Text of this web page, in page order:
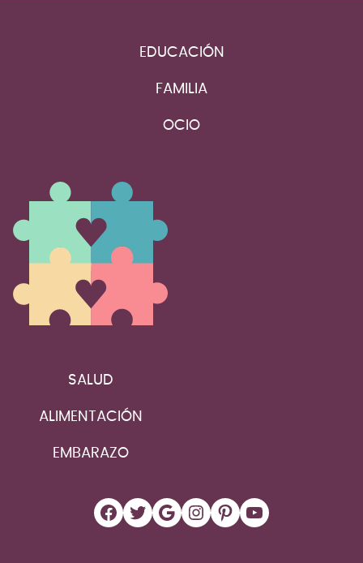
EDUCACIÓN
FAMILIA
OCIO
SALUD
ALIMENTACIÓN
EMBARAZO
Facebook
Twitter
Google
Instagram
Pinterest
YouTube